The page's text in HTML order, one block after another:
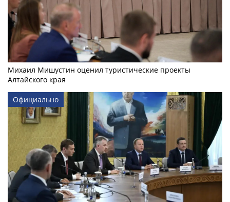
Михаил Мишустин оценил туристические проекты
Алтайского края
Официально